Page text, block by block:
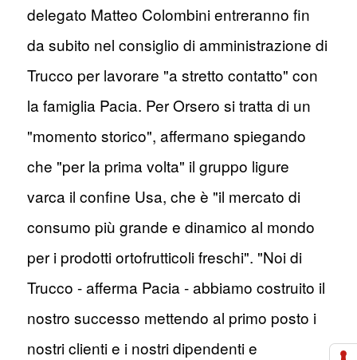
delegato Matteo Colombini entreranno fin
da subito nel consiglio di amministrazione di
Trucco per lavorare "a stretto contatto" con
la famiglia Pacia. Per Orsero si tratta di un
"momento storico", affermano spiegando
che "per la prima volta" il gruppo ligure
varca il confine Usa, che è "il mercato di
consumo più grande e dinamico al mondo
per i prodotti ortofrutticoli freschi". "Noi di
Trucco - afferma Pacia - abbiamo costruito il
nostro successo mettendo al primo posto i
nostri clienti e i nostri dipendenti e